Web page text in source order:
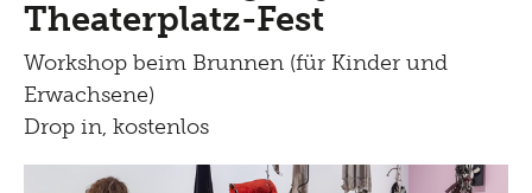
Theaterplatz-Fest
Workshop beim Brunnen (für Kinder und
Erwachsene)
Drop in, kostenlos